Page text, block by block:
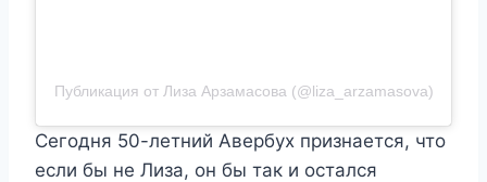
Публикация от Лиза Арзамасова (@liza_arzamasova)
Сегодня 50-летний Авербух признается, что
если бы не Лиза, он бы так и остался